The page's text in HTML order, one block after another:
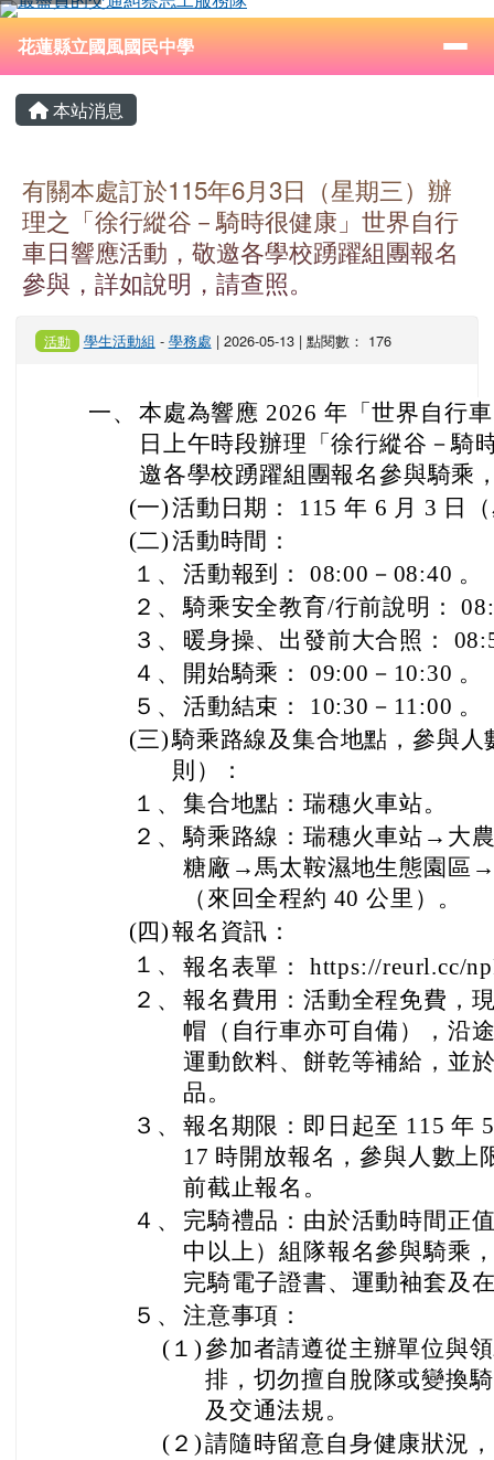
跳至主內容區
花蓮縣立國風國民中學
⏸
導覽列
花蓮縣立國風國民中學
主內容區域
本站消息
有關本處訂於115年6月3日（星期三）辦
理之「徐行縱谷－騎時很健康」世界自行
車日響應活動，敬邀各學校踴躍組團報名
參與，詳如說明，請查照。
活動 學生活動組 - 學務處 | 2026-05-13 | 點閱數： 176
一、 本處為響應 2026 年「世界自行
日上午時段辦理「徐行縱谷－騎
邀各學校踴躍組團報名參與騎乘
(一)活動日期： 115 年 6 月 3 日
(二)活動時間：
１、 活動報到： 08:00－08:40 。
２、 騎乘安全教育/行前說明：
３、
暖身操、出發前大合照：
４、
開始騎乘： 09:00－10:30 。
５、 活動結束： 10:30－11:00 。
(三)騎乘路線及集合地點，參與人
則）：
１、 集合地點：瑞穗火車站。
２、 騎乘路線：瑞穗火車站→大
糖廠→馬太鞍濕地生態園區
（來回全程約 40 公里）。
(四)報名資訊：
１、 報名表單： https://reurl.cc/
２、 報名費用：活動全程免費，
帽（自行車亦可自備），沿
運動飲料、餅乾等補給，並
品。
３、 報名期限：即日起至 115 年
17 時開放報名，參與人數上
前截止報名。
４、
完騎禮品：由於活動時間正
中以上）組隊報名參與騎乘
完騎電子證書、運動袖套及
５、 注意事項：
(１)參加者請遵從主辦單位與
排，切勿擅自脫隊或變換
及交通法規。
(２)請隨時留意自身健康狀況
頁尾區域